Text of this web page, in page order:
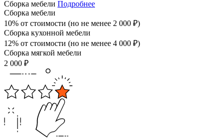
Сборка мебели Подробнее
Сборка мебели
10% от стоимости (но не менее 2 000 ₽)
Сборка кухонной мебели
12% от стоимости (но не менее 4 000 ₽)
Сборка мягкой мебели
2 000 ₽